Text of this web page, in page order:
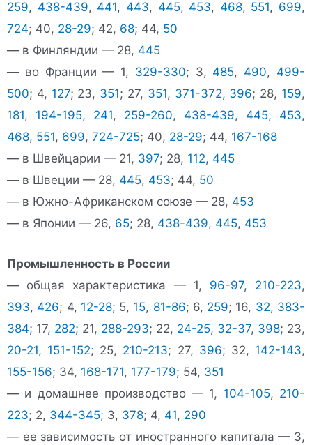
259, 438-439, 441, 443, 445, 453, 468, 551, 699,
724; 40, 28-29; 42, 68; 44, 50
— в Финляндии — 28, 445
— во Франции — 1, 329-330; 3, 485, 490, 499-
500; 4, 127; 23, 351; 27, 351, 371-372, 396; 28, 159,
181, 194-195, 241, 259-260, 438-439, 445, 453,
468, 551, 699, 724-725; 40, 28-29; 44, 167-168
— в Швейцарии — 21, 397; 28, 112, 445
— в Швеции — 28, 445, 453; 44, 50
— в Южно-Африканском союзе — 28, 453
— в Японии — 26, 65; 28, 438-439, 445, 453
Промышленность в России
— общая характеристика — 1, 96-97, 210-223,
393, 426; 4, 12-28; 5, 15, 81-86; 6, 259; 16, 32, 383-
384; 17, 282; 21, 288-293; 22, 24-25, 32-37, 398; 23,
20-21, 151-152; 25, 210-213; 27, 396; 32, 142-143,
155-156; 34, 168-171, 177-179; 54, 351
— и домашнее производство — 1, 104-105, 210-
223; 2, 344-345; 3, 378; 4, 41, 290
— ее зависимость от иностранного капитала — 3,